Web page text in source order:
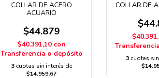
COLLAR DE ACERO
ACUARIO
$44.879
$40.391,10 con
Transferencia o depósito
3 cuotas sin interés de
$14.959,67
COLLAR DE
3 cuotas